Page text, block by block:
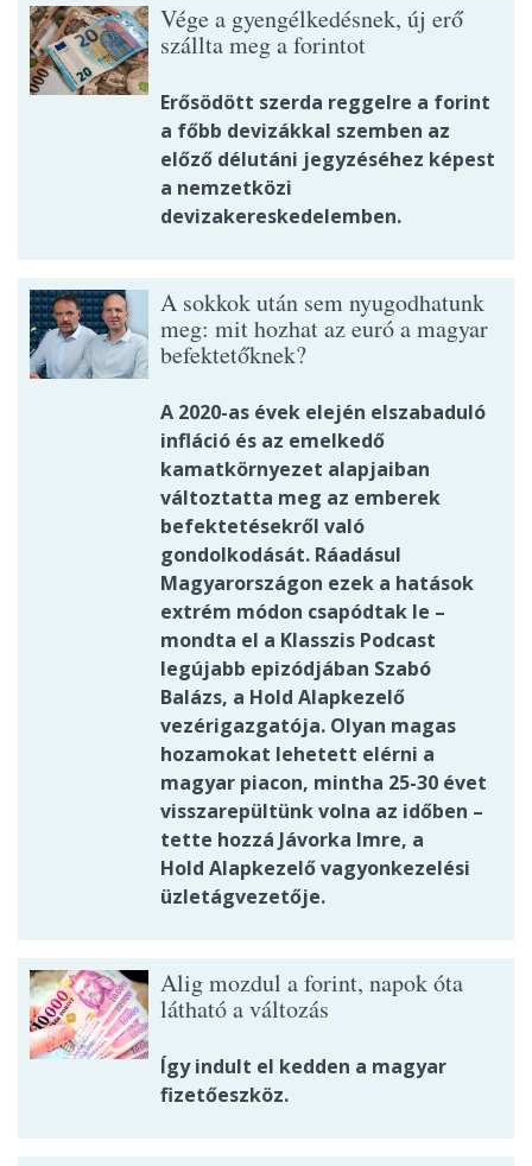
Vége a gyengélkedésnek, új erő
szállta meg a forintot
Erősödött szerda reggelre a forint
a főbb devizákkal szemben az
előző délutáni jegyzéséhez képest
a nemzetközi
devizakereskedelemben.
A sokkok után sem nyugodhatunk
meg: mit hozhat az euró a magyar
befektetőknek?
A 2020-as évek elején elszabaduló
infláció és az emelkedő
kamatkörnyezet alapjaiban
változtatta meg az emberek
befektetésekről való
gondolkodását. Ráadásul
Magyarországon ezek a hatások
extrém módon csapódtak le –
mondta el a Klasszis Podcast
legújabb epizódjában Szabó
Balázs, a Hold Alapkezelő
vezérigazgatója. Olyan magas
hozamokat lehetett elérni a
magyar piacon, mintha 25-30 évet
visszarepültünk volna az időben –
tette hozzá Jávorka Imre, a
Hold Alapkezelő vagyonkezelési
üzletágvezetője.
Alig mozdul a forint, napok óta
látható a változás
Így indult el kedden a magyar
fizetőeszköz.